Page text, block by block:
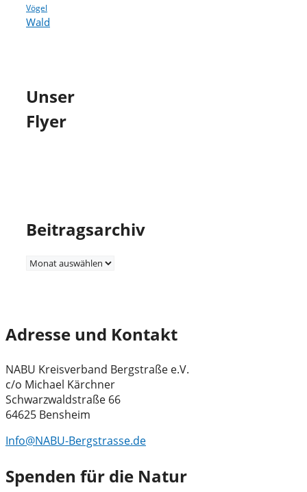
Vögel
Wald
Unser
Flyer
Beitragsarchiv
Beitragsarchiv
Adresse und Kontakt
NABU Kreisverband Bergstraße e.V.
c/o Michael Kärchner
Schwarzwaldstraße 66
64625 Bensheim
Info@NABU-Bergstrasse.de
Spenden für die Natur